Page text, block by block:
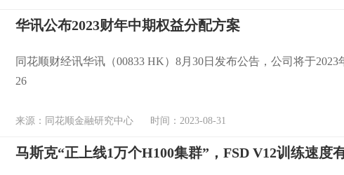
华讯公布2023财年中期权益分配方案
同花顺财经讯华讯（00833 HK）8月30日发布公告，公司将于2023
26
来源：同花顺金融研究中心 时间：2023-08-31